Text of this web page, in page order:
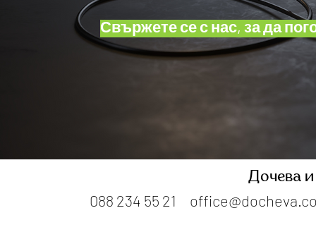
Свържете се с нас, за да
Дочева
088 234 55 21